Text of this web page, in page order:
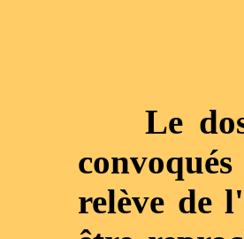
Le
relève de